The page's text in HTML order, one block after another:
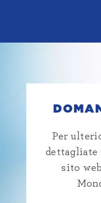
Per
dettagliate
sito web